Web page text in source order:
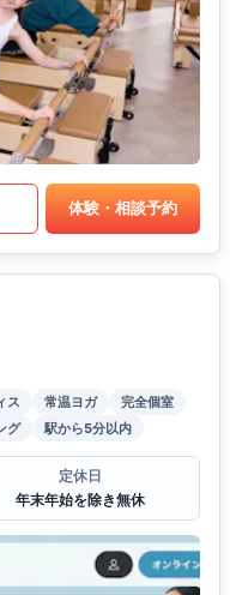
体験・相談予約
ス 常温ヨガ
完全個室
グ 駅から5分以内
定休日
年末年始を除き無休